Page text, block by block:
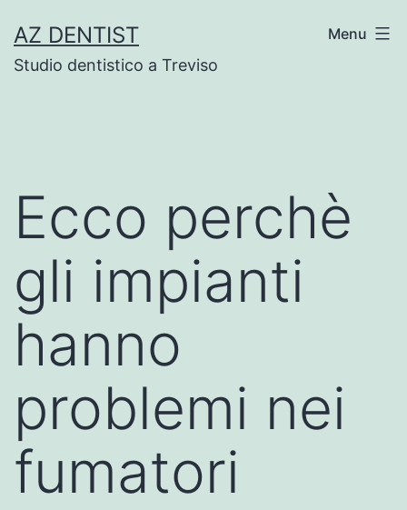
to
content
AZ DENTIST
Studio dentistico a Treviso
Menu
Ecco perchè
gli impianti
hanno
problemi nei
fumatori